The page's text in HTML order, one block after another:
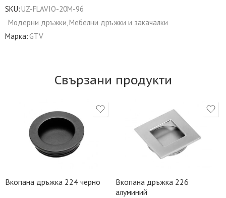
SKU:UZ-FLAVIO-20M-96
Модерни дръжки,Мебелни дръжки и закачалки
Марка:GTV
Свързани продукти
Вкопана дръжка 224 черно
Вкопана дръжка 226
алуминий